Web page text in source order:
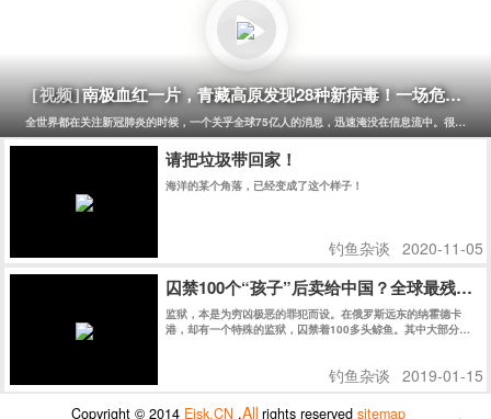
要了解鱼类的生态习性、饵料的选择和使用，以及天气的变化对
钓鱼的影响等等。这些知识都需要在实践中逐渐掌握，而且需要
长期的观察和研究。通过钓鱼，人们可以更加深入地了解生态系
统的运作，从而更好地保护和利用自然资源。 最后，钓鱼的过程
也是一种反消费主义的过程。钓鱼需要耐心和毅力，需要等待和
观察，需要逐渐掌握技巧和经验。这些都是与现代消费主义追求
即时满足的心态相反的。钓鱼者需要学会等待和放慢节奏，需要
学会享受过程而非结果，需要学会与自然界和谐相处而非依赖人
造的环境和物品。这些习惯和价值观可以帮助人们摆脱消费主义
的束缚，追求精神上的自由和独立。
[视频]南极血红一片，青藏高原发现28种新病毒！一场危及75
全世界都在关注新冠肺炎的时候，一个关乎全球75亿人的消息，迅速淹没在信息流中。很少有
请把垃圾带回家！
海洋的某个角落，已经变成了这个样子！
钓鱼杂谈 2020-11-05
囚禁100个“孩子”后卖给中国？全球最残忍
监狱，本是为穷凶极恶的罪犯而设。在俄罗斯远东的纳霍德卡
港，却有一个特殊的监狱，囚禁着100多头鲸鱼。其中大部分仍
钓鱼杂谈 2019-01-15
Copyright © 2014 Eisk.CN .Allrights reservedsitemap